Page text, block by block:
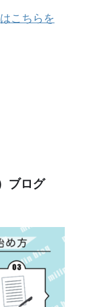
こちらを
ブログ